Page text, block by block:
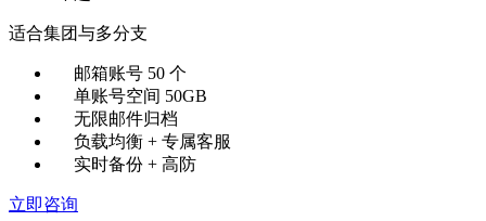
适合集团与多分支
邮箱账号 50 个
单账号空间 50GB
无限邮件归档
负载均衡 + 专属客服
实时备份 + 高防
立即咨询